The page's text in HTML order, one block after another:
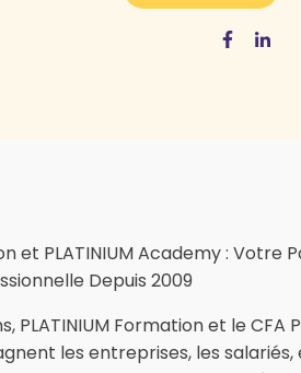
et PLATINIUM Academy : Votre
Depuis 2009
PLATINIUM Formation et le CFA
les entreprises, les salariés,